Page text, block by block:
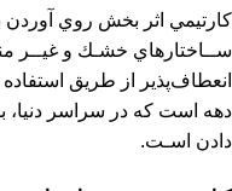
كارتيمي اثر بخش روي آوردن
ﺳــﺎﺧﺘﺎرﻫﺎي ﺧﺸـﻚ و ﻏﻴــﺮ
اﻧﻌﻄﺎفﭘﺬﻳﺮ از ﻃﺮﻳﻖ
دﻫﻪ اﺳﺖ ﻛﻪ در ﺳﺮاﺳﺮ دﻧﻴﺎ،
دادن اﺳـﺖ.